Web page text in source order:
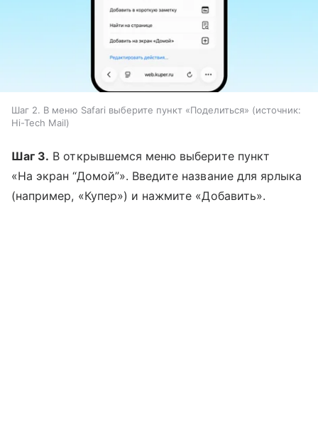
Шаг 2. В меню Safari выберите пункт «Поделиться»
источник:
Hi-Tech Mail
Шаг 3. В открывшемся меню выберите пункт
«На экран “Домой”». Введите название для ярлыка
(например, «Купер») и нажмите «Добавить».